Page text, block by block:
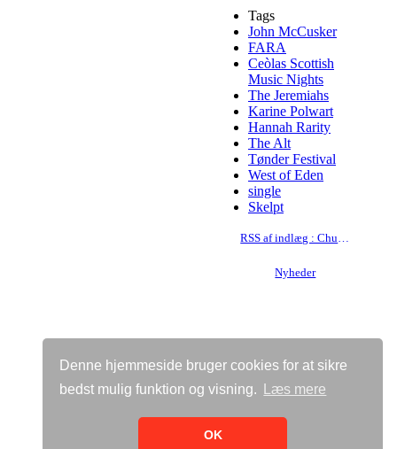
Denne hjemmeside bruger cookies for at sikre
bedst mulig funktion og visning.
Læs mere
OK
Tags
John McCusker
FARA
Ceòlas Scottish
Music Nights
The Jeremiahs
Karine Polwart
Hannah Rarity
The Alt
Tønder Festival
West of Eden
single
Skelpt
RSS af indlæg : Chuck Brodsky
Nyheder
Vis almindelig hjemmeside
Bricksite.com